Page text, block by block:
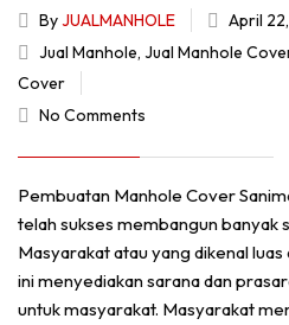
ByJUALMANHOLE
April
Jual Manhole, Jual Manhole
Cover
No Comments
Pembuatan Manhole Cover
telah sukses membangun banyak
Masyarakat atau yang dikenal
ini menyediakan sarana dan
untuk masyarakat. Masyarakat